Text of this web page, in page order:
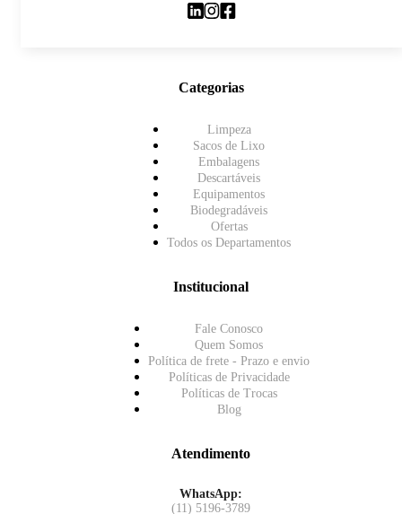
Categorias
Limpeza
Sacos de Lixo
Embalagens
Descartáveis
Equipamentos
Biodegradáveis
Ofertas
Todos os Departamentos
Institucional
Fale Conosco
Quem Somos
Política de frete - Prazo e envio
Políticas de Privacidade
Políticas de Trocas
Blog
Atendimento
WhatsApp:
(11) 5196-3789